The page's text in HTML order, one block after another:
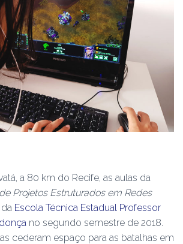
a 80 km do Recife, as aulas da
Projetos Estruturados em Redes
Escola Técnica Estadual Professor
no segundo semestre de 2018.
cederam espaço para as batalhas em